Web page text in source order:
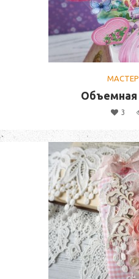
Объемная
3